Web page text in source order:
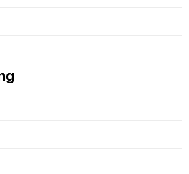
097 118 81 66 để được trải
dụng chính hãng, độc quyền